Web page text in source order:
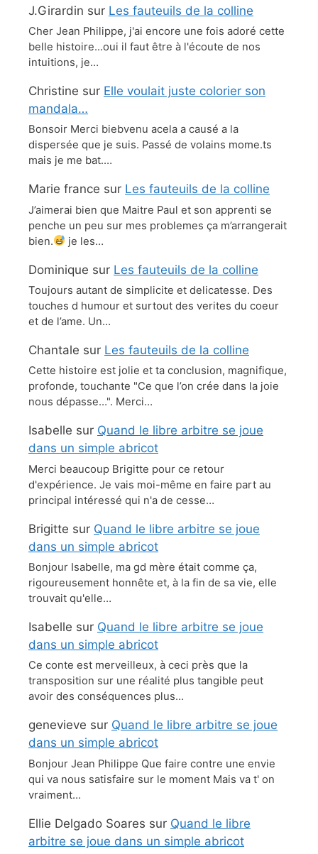
J.Girardin sur Les fauteuils de la colline
Cher Jean Philippe, j'ai encore une fois adoré cette
belle histoire...oui il faut être à l'écoute de nos
intuitions, je…
Christine sur Elle voulait juste colorier son
mandala…
Bonsoir Merci biebvenu acela a causé a la
dispersée que je suis. Passé de volains mome.ts
mais je me bat.…
Marie france sur Les fauteuils de la colline
J’aimerai bien que Maitre Paul et son apprenti se
penche un peu sur mes problemes ça m’arrangerait
bien.
je les…
Dominique sur Les fauteuils de la colline
Toujours autant de simplicite et delicatesse. Des
touches d humour et surtout des verites du coeur
et de l’ame. Un…
Chantale sur Les fauteuils de la colline
Cette histoire est jolie et ta conclusion, magnifique,
profonde, touchante "Ce que l’on crée dans la joie
nous dépasse…". Merci…
Isabelle sur Quand le libre arbitre se joue
dans un simple abricot
Merci beaucoup Brigitte pour ce retour
d'expérience. Je vais moi-même en faire part au
principal intéressé qui n'a de cesse…
Brigitte sur Quand le libre arbitre se joue
dans un simple abricot
Bonjour Isabelle, ma gd mère était comme ça,
rigoureusement honnête et, à la fin de sa vie, elle
trouvait qu'elle…
Isabelle sur Quand le libre arbitre se joue
dans un simple abricot
Ce conte est merveilleux, à ceci près que la
transposition sur une réalité plus tangible peut
avoir des conséquences plus…
genevieve sur Quand le libre arbitre se joue
dans un simple abricot
Bonjour Jean Philippe Que faire contre une envie
qui va nous satisfaire sur le moment Mais va t' on
vraiment…
Ellie Delgado Soares sur Quand le libre
arbitre se joue dans un simple abricot